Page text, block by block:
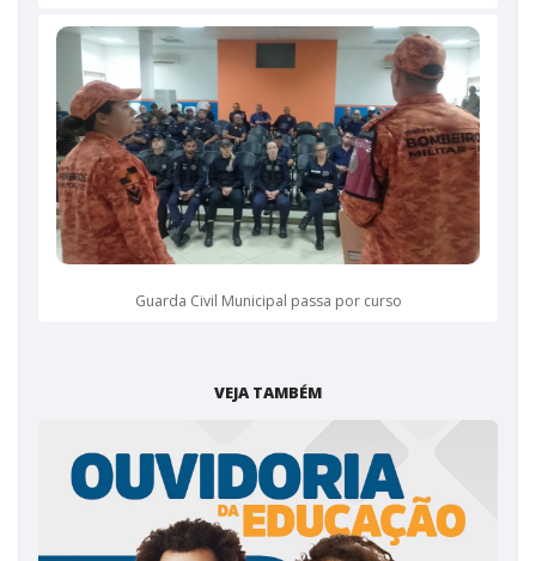
Guarda Civil Municipal passa por curso
VEJA TAMBÉM